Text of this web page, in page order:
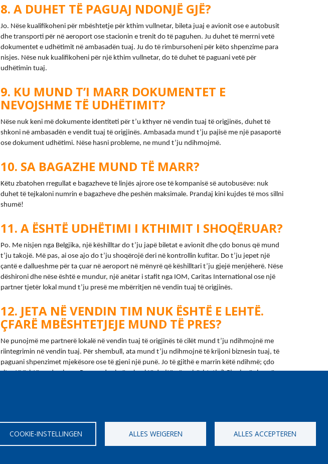
A DUHET TË PAGUAJ NDONJË GJË?
Jo. Nëse kualifikoheni për mbështetje për kthim vullnetar, bileta juaj e avionit ose e autobusit
dhe transporti për në aeroport ose stacionin e trenit do të paguhen. Ju duhet të merrni vetë
dokumentet e udhëtimit në ambasadën tuaj. Ju do të rimbursoheni për këto shpenzime para
nisjes. Nëse nuk kualifikoheni për një kthim vullnetar, do të duhet të paguani vetë për
udhëtimin tuaj.
KU MUND T’I MARR DOKUMENTET E
NEVOJSHME TË UDHËTIMIT?
Nëse nuk keni më dokumente identiteti për t’u kthyer në vendin tuaj të origjinës, duhet të
shkoni në ambasadën e vendit tuaj të origjinës. Ambasada mund t’ju pajisë me një pasaportë
ose dokument udhëtimi. Nëse hasni probleme, ne mund t’ju ndihmojmë.
SA BAGAZHE MUND TË MARR?
Këtu zbatohen rregullat e bagazheve të linjës ajrore ose të kompanisë së autobusëve: nuk
duhet të tejkaloni numrin e bagazheve dhe peshën maksimale. Prandaj kini kujdes të mos sillni
shumë!
A ËSHTË UDHËTIMI I KTHIMIT I SHOQËRUAR?
Po. Me nisjen nga Belgjika, një këshilltar do t’ju japë biletat e avionit dhe çdo bonus që mund
t’ju takojë. Më pas, ai ose ajo do t’ju shoqërojë deri në kontrollin kufitar. Do t’ju jepet një
çantë e dallueshme për ta çuar në aeroport në mënyrë që këshilltari t’ju gjejë menjëherë. Nëse
dëshironi dhe nëse është e mundur, një anëtar i stafit nga IOM, Caritas International ose një
partner tjetër lokal mund t’ju presë me mbërritjen në vendin tuaj të origjinës.
JETA NË VENDIN TIM NUK ËSHTË E LEHTË.
ÇFARË MBËSHTETJEJE MUND TË PRES?
Ne punojmë me partnerë lokalë në vendin tuaj të origjinës të cilët mund t’ju ndihmojnë me
riintegrimin në vendin tuaj. Për shembull, ata mund t’ju ndihmojnë të krijoni biznesin tuaj, të
paguani shpenzimet mjekësore ose të gjeni një punë. Jo të gjithë e marrin këtë ndihmë; çdo
situatë është e ndryshme. Po mendoni nëse keni të drejtë për mbështetje? Gjeni më shumë
COOKIE-INSTELLINGEN ALLES WEIGEREN ALLES ACCEPTEREN